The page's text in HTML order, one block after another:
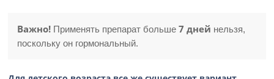
Важно! Применять препарат больше7 дней нельзя,
поскольку он гормональный.